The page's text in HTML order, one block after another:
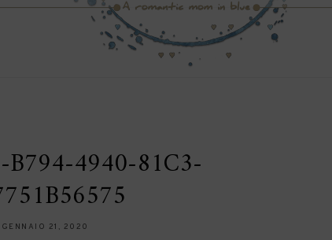
B794-4940-81C3-
GENNAIO 21, 2020